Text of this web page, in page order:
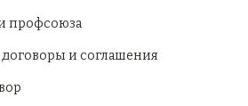
профсоюза
и соглашения